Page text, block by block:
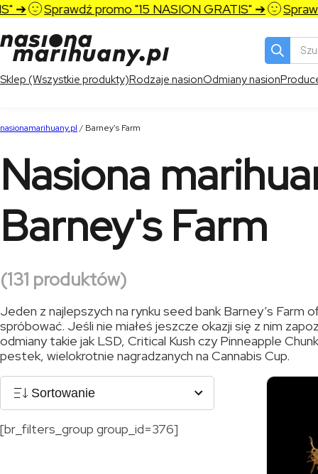
Sprawdź promo "15 NASION GRATIS" ➔ Sprawdź
Sklep (Wszystkie produkty)Rodzaje nasionOdmiany nasion
nasionamarihuany.pl / Barney's Farm
[br_filters_group group_id=376]
Nasiona
Barney's Farm
(131 produktów)
Jeden z najlepszych na rynku seed bank Barney’s
spróbować. Jeśli nie miałeś jeszcze okazji się z nim
odmiany takie jak LSD, Critical Kush czy Pinneapple
pestek, wielokrotnie nagradzanych na Cannabis Cup.
Sortowanie